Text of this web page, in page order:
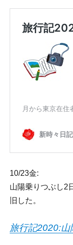
10/23金:
山陽乗りつぶし2
旧した。
旅行記2020: